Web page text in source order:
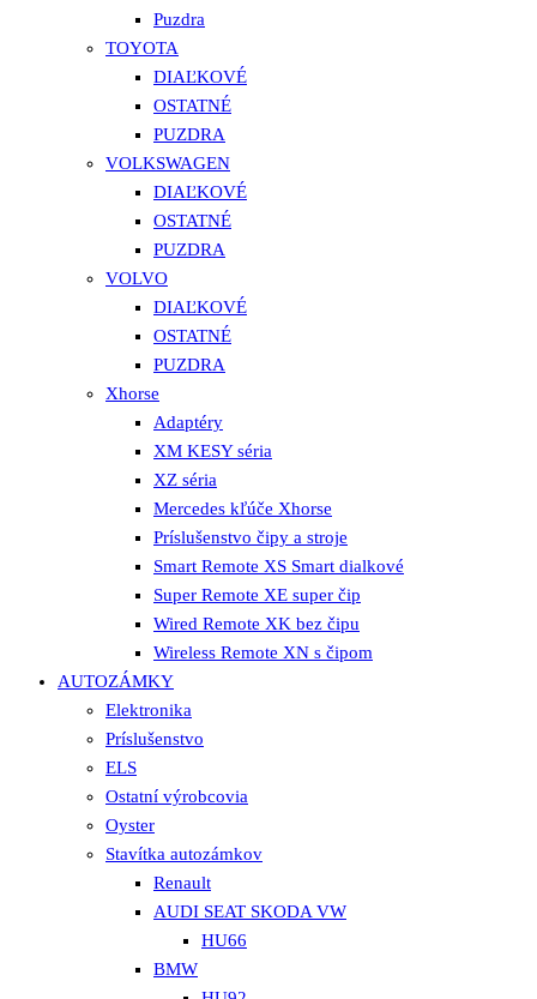
Puzdra
TOYOTA
DIAĽKOVÉ
OSTATNÉ
PUZDRA
VOLKSWAGEN
DIAĽKOVÉ
OSTATNÉ
PUZDRA
VOLVO
DIAĽKOVÉ
OSTATNÉ
PUZDRA
Xhorse
Adaptéry
XM KESY séria
XZ séria
Mercedes kľúče Xhorse
Príslušenstvo čipy a stroje
Smart Remote XS Smart dialkové
Super Remote XE super čip
Wired Remote XK bez čipu
Wireless Remote XN s čipom
AUTOZÁMKY
Elektronika
Príslušenstvo
ELS
Ostatní výrobcovia
Oyster
Stavítka autozámkov
Renault
AUDI SEAT SKODA VW
HU66
BMW